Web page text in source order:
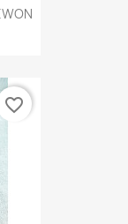
favorite_border